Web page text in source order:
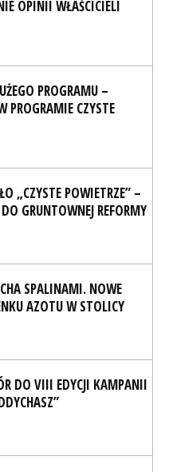
OPINII WŁAŚCICIELI
PROGRAMU –
PROGRAMIE CZYSTE
„CZYSTE POWIETRZE” –
GRUNTOWNEJ REFORMY
SPALINAMI. NOWE
AZOTU W STOLICY
DO VIII EDYCJI KAMPANII